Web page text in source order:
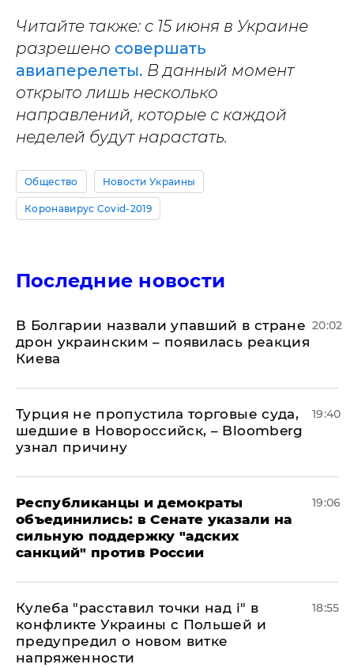
Читайте также: с 15 июня в Украине
разрешено совершать
авиаперелеты. В данный момент
открыто лишь несколько
направлений, которые с каждой
неделей будут нарастать.
Общество Новости Украины
Коронавирус Covid-2019
Последние новости
В Болгарии назвали упавший в стране
дрон украинским – появилась реакция
Киева
20:02
Турция не пропустила торговые суда,
шедшие в Новороссийск, – Bloomberg
узнал причину
19:40
Республиканцы и демократы
объединились: в Сенате указали на
сильную поддержку "адских
санкций" против России
19:06
Кулеба "расставил точки над і" в
конфликте Украины с Польшей и
предупредил о новом витке
напряженности
18:55